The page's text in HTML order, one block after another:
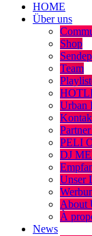
HOME
Über uns
Shop
Team
Urban
PELI
DJ
Unser
About
À
News